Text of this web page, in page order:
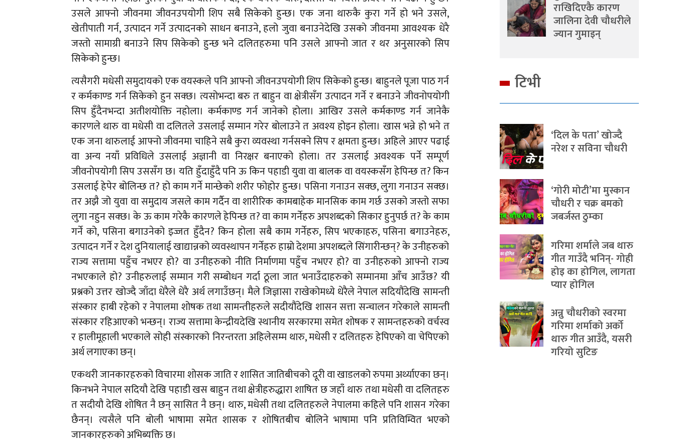
उसले आफ्नो जीवनमा जीवनउपयोगी शिप सबै सिकेको हुन्छ। एक जना थारुकै कुरा गर्ने हो भने उसले,
खेतीपाती गर्न, उत्पादन गर्ने उत्पादनको साधन बनाउने, हलो जुवा बनाउनेदेखि उसको जीवनमा आवश्यक धेरै
जस्तो सामाग्री बनाउने सिप सिकेको हुन्छ भने दलितहरुमा पनि उसले आफ्नो जात र थर अनुसारको सिप
सिकेको हुन्छ।
त्यसैगरी मधेसी समुदायको एक वयस्कले पनि आफ्नो जीवनउपयोगी शिप सिकेको हुन्छ। बाहुनले पूजा पाठ गर्न
र कर्मकाण्ड गर्न सिकेको हुन सक्छ। त्यसोभन्दा बरु त बाहुन वा क्षेत्रीसँग उत्पादन गर्ने र बनाउने जीवनोपयोगी
सिप हुँदैनभन्दा अतीशयोक्ति नहोला। कर्मकाण्ड गर्न जानेको होला। आखिर उसले कर्मकाण्ड गर्न जानेकै
कारणले थारु वा मधेसी वा दलितले उसलाई सम्मान गरेर बोलाउने त अवश्य होइन होला। खास भन्ने हो भने त
एक जना थारुलाई आफ्नो जीवनमा चाहिने सबै कुरा व्यवस्था गर्नसक्ने सिप र क्षमता हुन्छ। अहिले आएर पढाई
वा अन्य नयाँ प्रविधिले उसलाई अज्ञानी वा निरक्षर बनाएको होला। तर उसलाई अवश्यक पर्ने सम्पूर्ण
जीवनोपयोगी सिप उससँग छ। यति हुँदाहुँदै पनि ऊ किन पहाडी युवा वा बालक वा वयस्कसँग हेपिन्छ त? किन
उसलाई हेपेर बोलिन्छ त? हो काम गर्ने मान्छेको शरीर फोहोर हुन्छ। पसिना गनाउन सक्छ, लुगा गनाउन सक्छ।
तर अझै जो युवा वा समुदाय जसले काम गर्दैन वा शारीरिक कामबाहेक मानसिक काम गर्छ उसको जस्तो सफा
लुगा नहुन सक्छ। के ऊ काम गरेकै कारणले हेपिन्छ त? वा काम गर्नेहरु अपशब्दको सिकार हुनुपर्छ त? के काम
गर्ने को, पसिना बगाउनेको इज्जत हुँदैन? किन होला सबै काम गर्नेहरु, सिप भएकाहरु, पसिना बगाउनेहरु,
उत्पादन गर्ने र देश दुनियालाई खाद्यान्नको व्यवस्थापन गर्नेहरु हाम्रो देशमा अपशब्दले सिंगारीन्छन्? के उनीहरुको
राज्य सत्तामा पहुँच नभएर हो? वा उनीहरुको नीति निर्माणमा पहुँच नभएर हो? वा उनीहरुको आफ्नो राज्य
नभएकाले हो? उनीहरुलाई सम्मान गरी सम्बोधन गर्दा ठूला जात भनाउँदाहरुको सम्मानमा आँच आउँछ? यी
प्रश्नको उत्तर खोज्दै जाँदा धेरैले धेरै अर्थ लगाउँछन्। मैले जिज्ञासा राखेकोमध्ये धेरैले नेपाल सदियौंदेखि सामन्ती
संस्कार हाबी रहेको र नेपालमा शोषक तथा सामन्तीहरुले सदीयौंदेखि शासन सत्ता सन्चालन गरेकाले सामन्ती
संस्कार रहिआएको भन्छन्। राज्य सत्तामा केन्द्रीयदेखि स्थानीय सरकारमा समेत शोषक र सामन्तहरुको वर्चस्व
र हालीमूहाली भएकाले सोही संस्कारको निरन्तरता अहिलेसम्म थारु, मधेसी र दलितहरु हेपिएको वा चेपिएको
अर्थ लगाएका छन्।
एकथरी जानकारहरुको विचारमा शोसक जाति र शासित जातिबीचको दूरी वा खाडलको रुपमा अर्थ्याएका छन्।
किनभने नेपाल सदियौ देखि पहाडी खस बाहुन तथा क्षेत्रीहरुद्धारा शाषित छ जहाँ थारु तथा मधेसी वा दलितहरु
त सदीयौ देखि शोषित नै छन् सासित नै छन्। थारु, मधेसी तथा दलितहरुले नेपालमा कहिले पनि शासन गरेका
छैनन्। त्यसैले पनि बोली भाषामा समेत शासक र शोषितबीच बोलिने भाषामा पनि प्रतिविम्वित भएको
जानकारहरुको अभिब्यक्ति छ।
राखिदिएकै कारण
जालिना देवी चौधरीले
ज्यान गुमाइन्
टिभी
‘दिल के पता’ खोज्दै
नरेश र सविना चौधरी
‘गोरी मोटी’मा मुस्कान
चौधरी र चक्र बमको
जबर्जस्त ठुम्का
गरिमा शर्माले जब थारु
गीत गाउँदै भनिन्- गोही
होइ का होगिल, लागता
प्यार होगिल
अन्नु चौधरीको स्वरमा
गरिमा शर्माको अर्को
थारु गीत आउँदै, यसरी
गरियो सुटिङ